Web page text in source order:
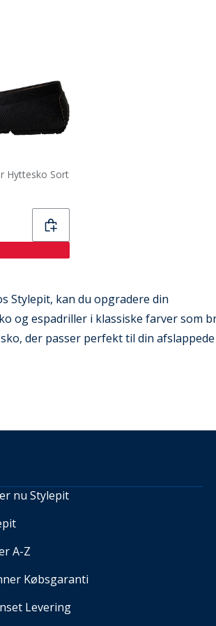
Hyttesko Sort
Stylepit, kan du opgradere din
og espadriller i klassiske farver som
der passer perfekt til din afslappede
nu Stylepit
A-Z
Købsgaranti
Levering